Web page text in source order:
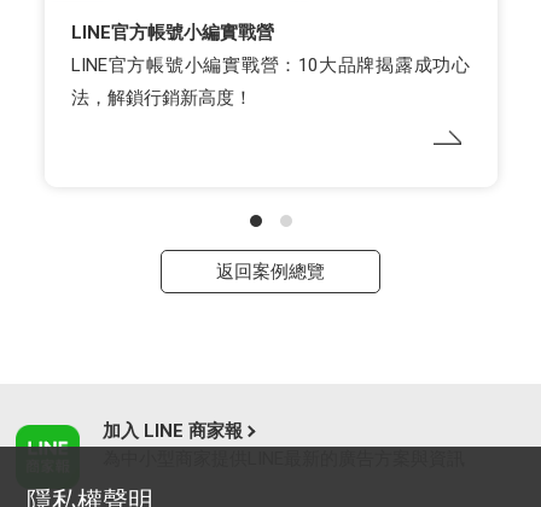
LINE官方帳號小編實戰營
LINE官方帳號小編實戰營：10大品牌揭露成功心
法，解鎖行銷新高度！
返回案例總覽
加入 LINE 商家報
隱私權聲明